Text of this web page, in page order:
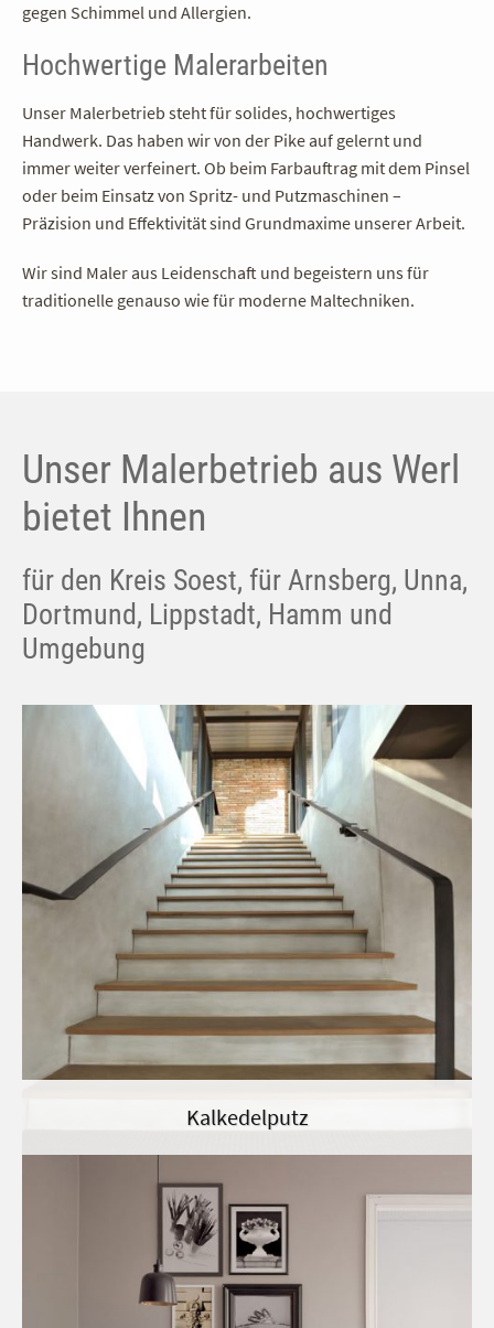
gegen Schimmel und Allergien.
Hochwertige Malerarbeiten
Unser Malerbetrieb steht für solides, hochwertiges
Handwerk. Das haben wir von der Pike auf gelernt und
immer weiter verfeinert. Ob beim Farbauftrag mit dem Pinsel
oder beim Einsatz von Spritz- und Putzmaschinen –
Präzision und Effektivität sind Grundmaxime unserer Arbeit.
Wir sind Maler aus Leidenschaft und begeistern uns für
traditionelle genauso wie für moderne Maltechniken.
Unser Malerbetrieb aus Werl
bietet Ihnen
für den Kreis Soest, für Arnsberg, Unna,
Dortmund, Lippstadt, Hamm und
Umgebung
Kalkedelputz